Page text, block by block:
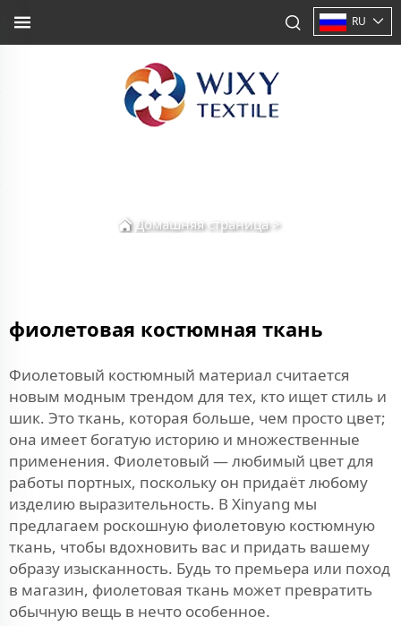
RU
Домашняя страница>
фиолетовая костюмная ткань
Фиолетовый костюмный материал считается
новым модным трендом для тех, кто ищет стиль и
шик. Это ткань, которая больше, чем просто цвет;
она имеет богатую историю и множественные
применения. Фиолетовый — любимый цвет для
работы портных, поскольку он придаёт любому
изделию выразительность. В Xinyang мы
предлагаем роскошную фиолетовую костюмную
ткань, чтобы вдохновить вас и придать вашему
образу изысканность. Будь то премьера или поход
в магазин, фиолетовая ткань может превратить
обычную вещь в нечто особенное.